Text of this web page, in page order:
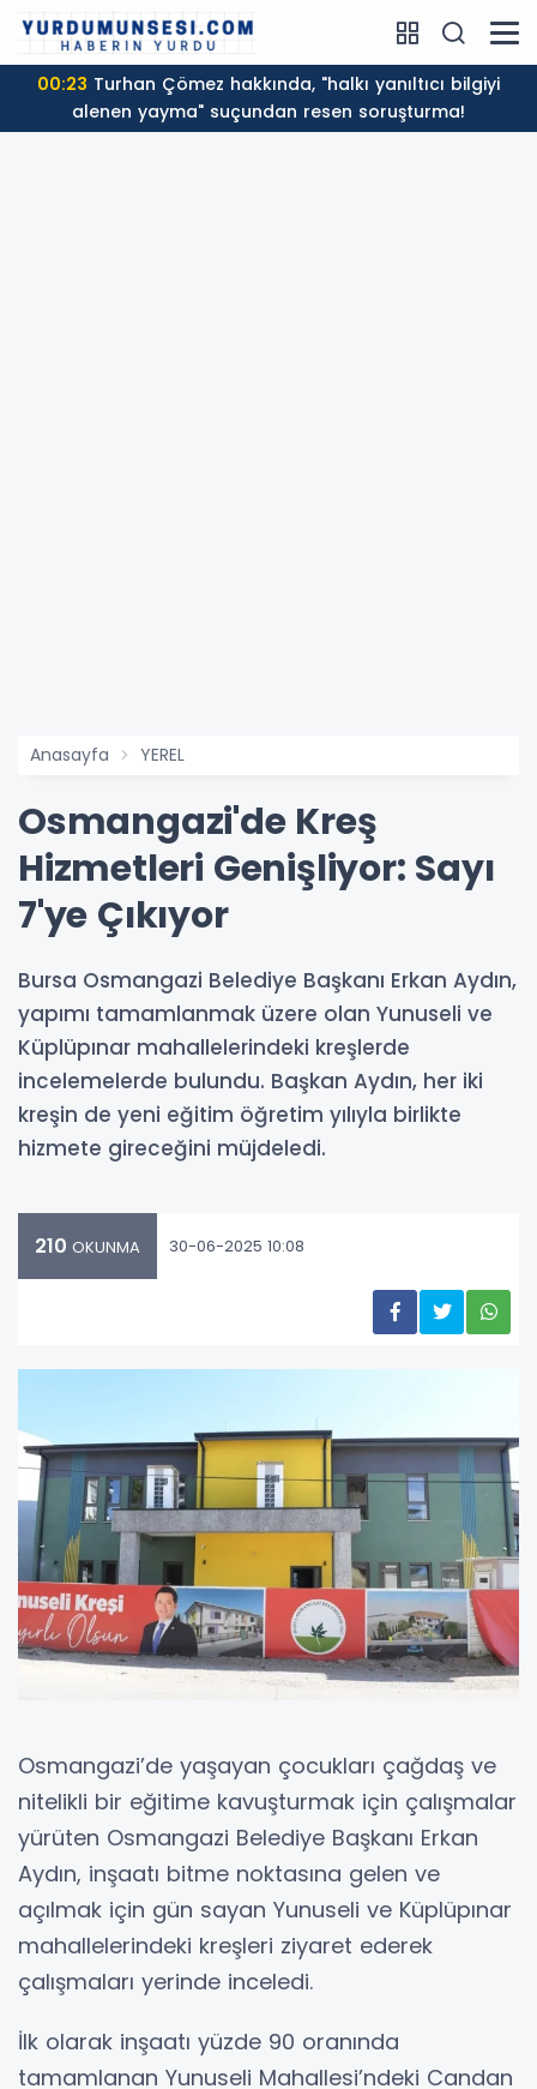
00:23
alenen yayma" suçundan resen soruşturma!
Anasayfa YEREL
Osmangazi'de Kreş
Hizmetleri Genişliyor: Sayı
7'ye Çıkıyor
Bursa Osmangazi Belediye Başkanı Erkan Aydın,
yapımı tamamlanmak üzere olan Yunuseli ve
Küplüpınar mahallelerindeki kreşlerde
incelemelerde bulundu. Başkan Aydın, her iki
kreşin de yeni eğitim öğretim yılıyla birlikte
hizmete gireceğini müjdeledi.
210 OKUNMA 30-06-2025 10:08
Osmangazi’de yaşayan çocukları çağdaş ve
nitelikli bir eğitime kavuşturmak için çalışmalar
yürüten Osmangazi Belediye Başkanı Erkan
Aydın, inşaatı bitme noktasına gelen ve
açılmak için gün sayan Yunuseli ve Küplüpınar
mahallelerindeki kreşleri ziyaret ederek
çalışmaları yerinde inceledi.
İlk olarak inşaatı yüzde 90 oranında
tamamlanan Yunuseli Mahallesi’ndeki Candan